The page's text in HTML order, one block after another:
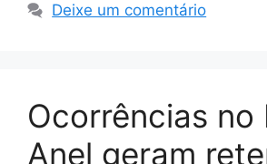
Deixe um comentário
Ocorrências no
Anel geram